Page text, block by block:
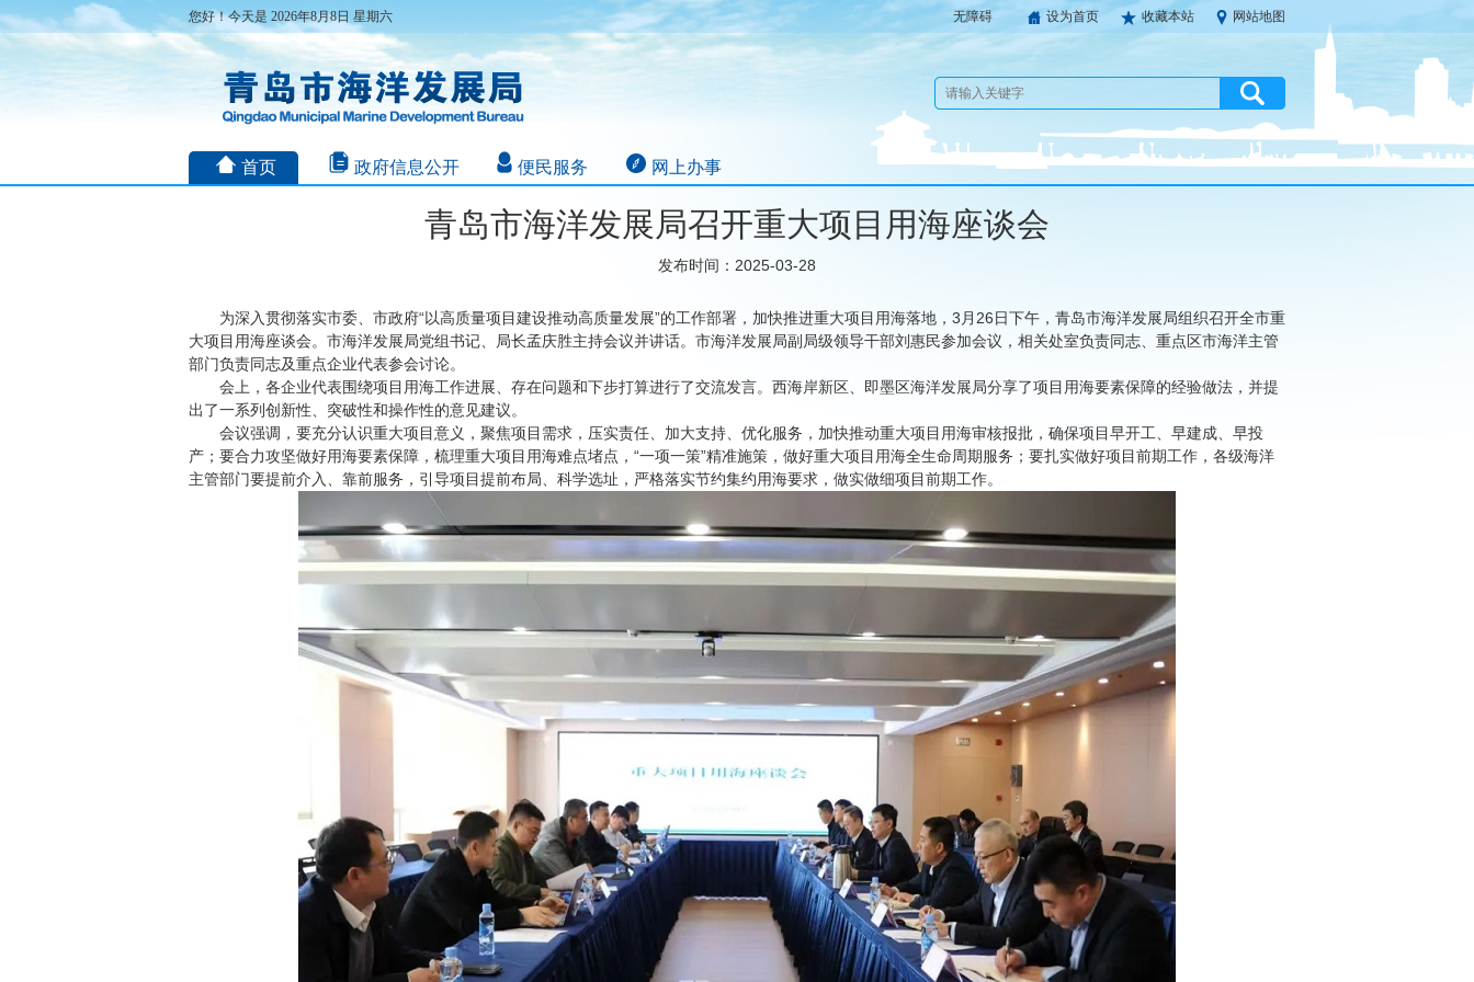
您好！今天是 2026年8月8日 星期六 无障碍 设为首页 收藏本站 网站地图
首页 政府信息公开 便民服务 网上办事
青岛市海洋发展局召开重大项目用海座谈会
发布时间：2025-03-28
为深入贯彻落实市委、市政府“以高质量项目建设推动高质量发展”的工作部署，加快推进重大项目用海落地，3月26日下午，青岛市海洋发展局组织召开全市重
大项目用海座谈会。市海洋发展局党组书记、局长孟庆胜主持会议并讲话。市海洋发展局副局级领导干部刘惠民参加会议，相关处室负责同志、重点区市海洋主管
部门负责同志及重点企业代表参会讨论。
会上，各企业代表围绕项目用海工作进展、存在问题和下步打算进行了交流发言。西海岸新区、即墨区海洋发展局分享了项目用海要素保障的经验做法，并提
出了一系列创新性、突破性和操作性的意见建议。
会议强调，要充分认识重大项目意义，聚焦项目需求，压实责任、加大支持、优化服务，加快推动重大项目用海审核报批，确保项目早开工、早建成、早投
产；要合力攻坚做好用海要素保障，梳理重大项目用海难点堵点，“一项一策”精准施策，做好重大项目用海全生命周期服务；要扎实做好项目前期工作，各级海洋
主管部门要提前介入、靠前服务，引导项目提前布局、科学选址，严格落实节约集约用海要求，做实做细项目前期工作。